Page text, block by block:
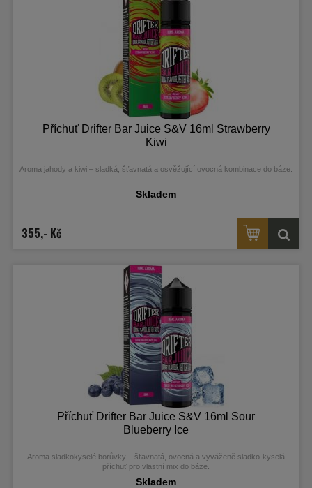
Příchuť Drifter Bar Juice S&V 16ml Strawberry
Kiwi
Aroma jahody a kiwi – sladká, šťavnatá a osvěžující ovocná kombinace do báze.
Skladem
355,- Kč
Příchuť Drifter Bar Juice S&V 16ml Sour
Blueberry Ice
Aroma sladkokyselé borůvky – šťavnatá, ovocná a vyváženě sladko‑kyselá
příchuť pro vlastní mix do báze.
Skladem